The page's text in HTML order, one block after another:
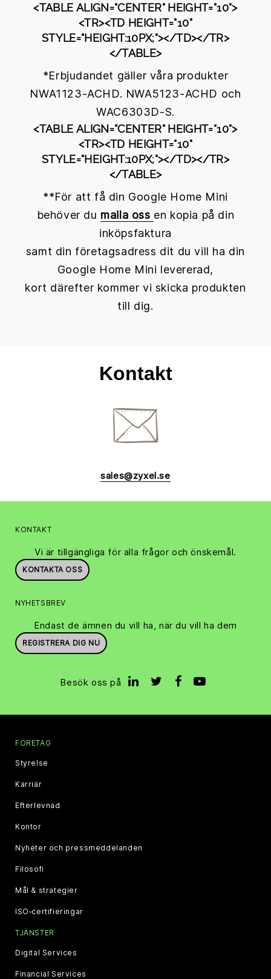
<TABLE ALIGN="CENTER" HEIGHT="10">
<TR><TD HEIGHT="10"
STYLE="HEIGHT:10PX;"></TD></TR>
</TABLE>
*Erbjudandet gäller våra produkter
NWA1123-ACHD. NWA5123-ACHD och
WAC6303D-S.
<TABLE ALIGN="CENTER" HEIGHT="10">
<TR><TD HEIGHT="10"
STYLE="HEIGHT:10PX;"></TD></TR>
</TABLE>
**För att få din Google Home Mini
behöver du maila oss en kopia på din
inköpsfaktura
samt din företagsadress dit du vill ha din
Google Home Mini levererad,
kort därefter kommer vi skicka produkten
till dig.
Kontakt
sales@zyxel.se
KONTAKT
Vi är tillgängliga för alla frågor och önskemål.
KONTAKTA OSS
NYHETSBREV
Endast de ämnen du vill ha, när du vill ha dem
REGISTRERA DIG NU
Besök oss på
FÖRETAG
Styrelse
Karriär
Efterlevnad
Kontor
Nyheter och pressmeddelanden
Filosofi
Mål & strategier
ISO‑certifieringar
TJÄNSTER
Digital Services
Financial Services